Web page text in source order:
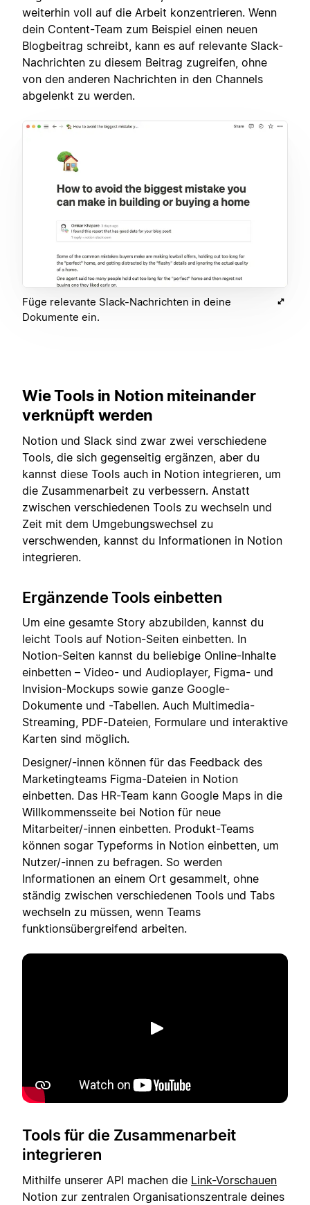
weiterhin voll auf die Arbeit konzentrieren. Wenn
dein Content-Team zum Beispiel einen neuen
Blogbeitrag schreibt, kann es auf relevante Slack-
Nachrichten zu diesem Beitrag zugreifen, ohne
von den anderen Nachrichten in den Channels
abgelenkt zu werden.
Füge relevante Slack-Nachrichten in deine
Dokumente ein.
Wie Tools in Notion miteinander
verknüpft werden
Notion und Slack sind zwar zwei verschiedene
Tools, die sich gegenseitig ergänzen, aber du
kannst diese Tools auch in Notion integrieren, um
die Zusammenarbeit zu verbessern. Anstatt
zwischen verschiedenen Tools zu wechseln und
Zeit mit dem Umgebungswechsel zu
verschwenden, kannst du Informationen in Notion
integrieren.
Ergänzende Tools einbetten
Um eine gesamte Story abzubilden, kannst du
leicht Tools auf Notion-Seiten einbetten. In
Notion-Seiten kannst du beliebige Online-Inhalte
einbetten – Video- und Audioplayer, Figma- und
Invision-Mockups sowie ganze Google-
Dokumente und -Tabellen. Auch Multimedia-
Streaming, PDF-Dateien, Formulare und interaktive
Karten sind möglich.
Designer/-innen können für das Feedback des
Marketingteams Figma-Dateien in Notion
einbetten. Das HR-Team kann Google Maps in die
Willkommensseite bei Notion für neue
Mitarbeiter/-innen einbetten. Produkt-Teams
können sogar Typeforms in Notion einbetten, um
Nutzer/-innen zu befragen. So werden
Informationen an einem Ort gesammelt, ohne
ständig zwischen verschiedenen Tools und Tabs
wechseln zu müssen, wenn Teams
funktionsübergreifend arbeiten.
Abspielen
Tools für die Zusammenarbeit
integrieren
Mithilfe unserer API machen die Link-Vorschauen
Notion zur zentralen Organisationszentrale deines